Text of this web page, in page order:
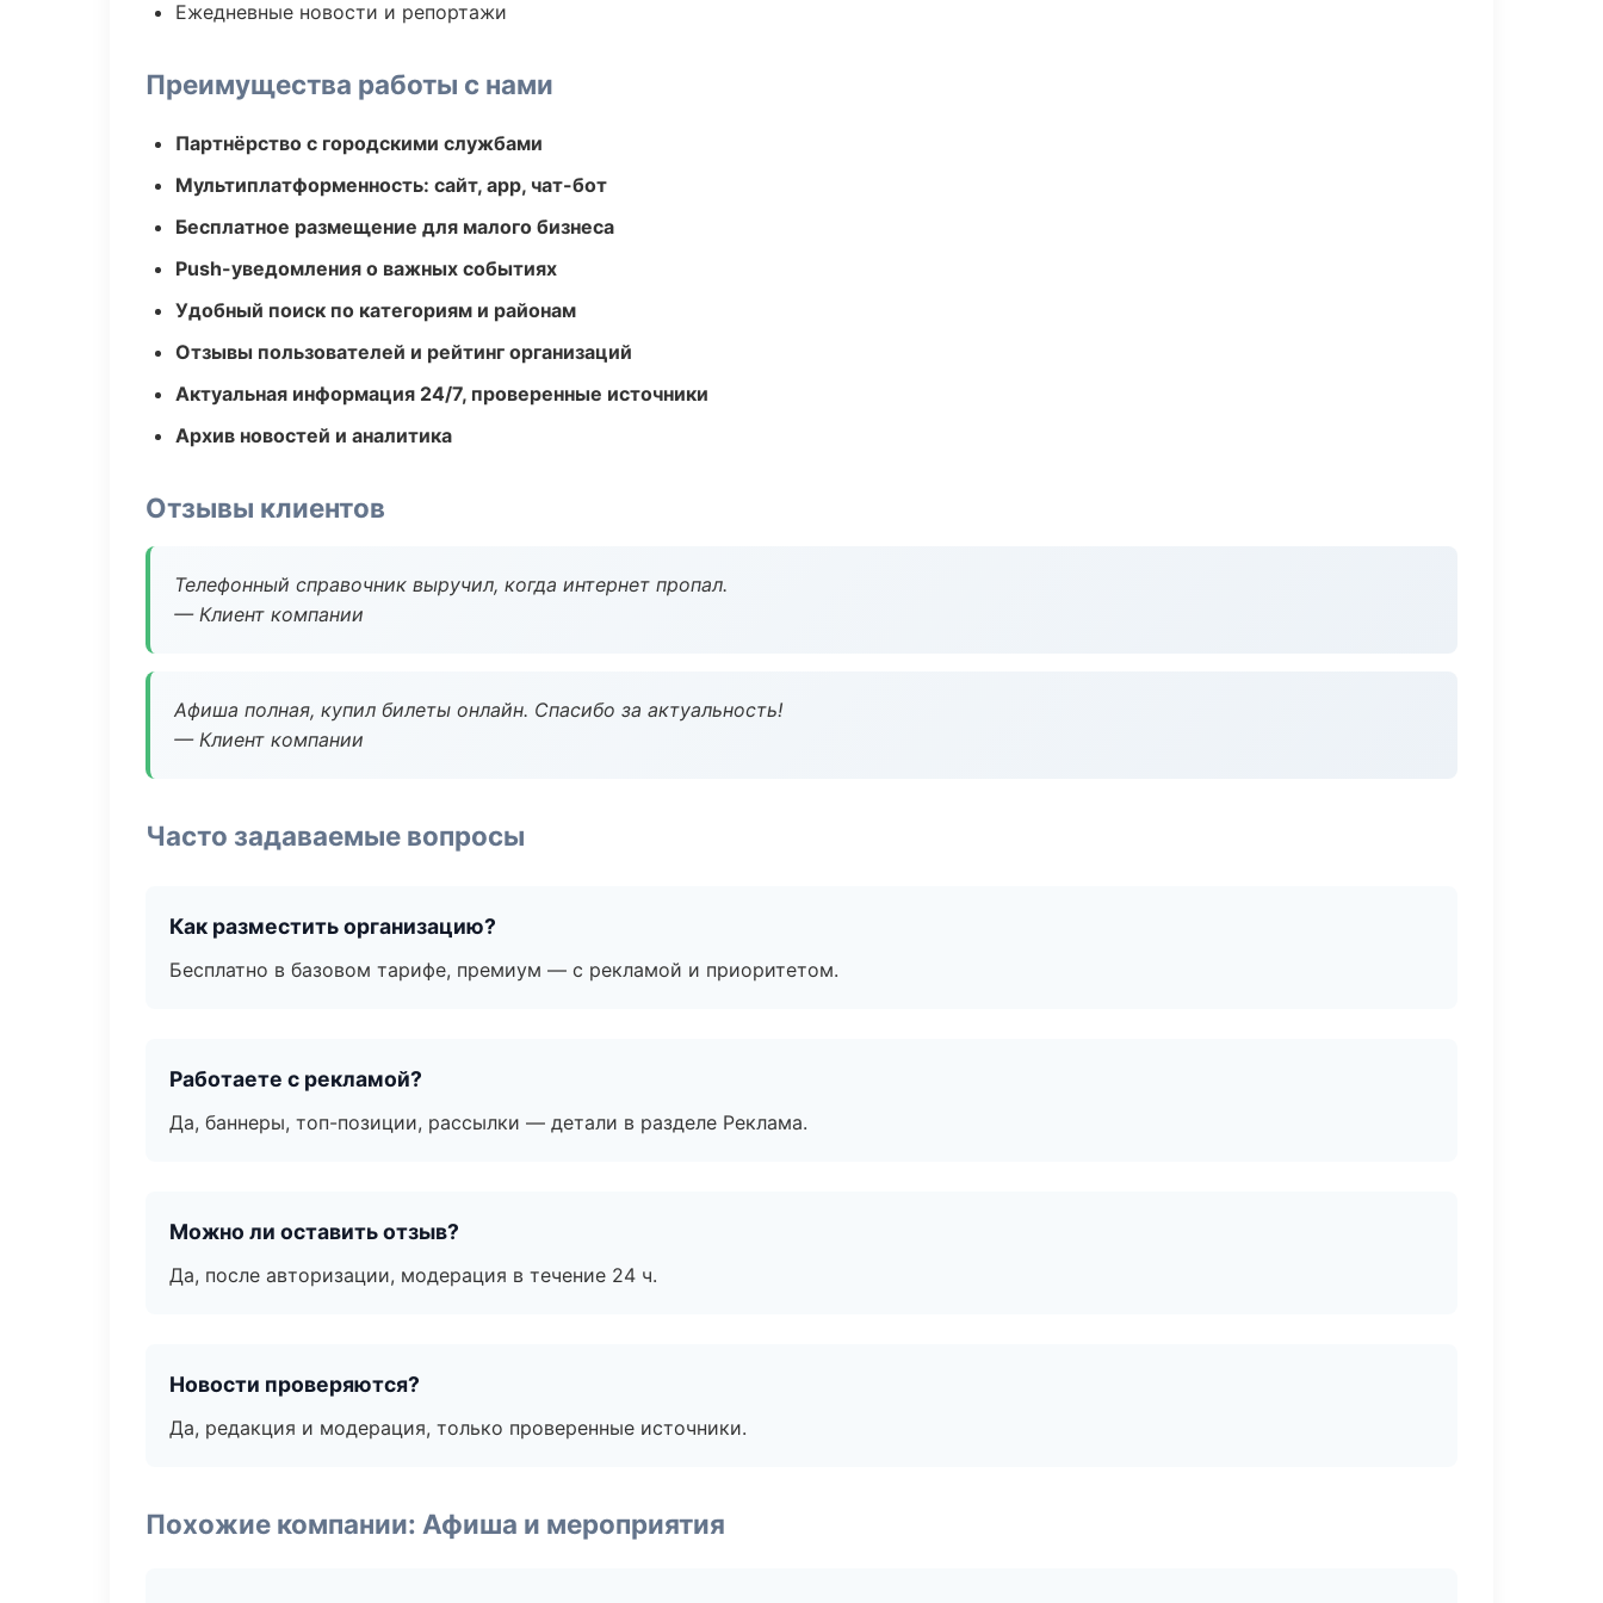
Ежедневные новости и репортажи
Преимущества работы с нами
Партнёрство с городскими службами
Мультиплатформенность: сайт, app, чат-бот
Бесплатное размещение для малого бизнеса
Push-уведомления о важных событиях
Удобный поиск по категориям и районам
Отзывы пользователей и рейтинг организаций
Актуальная информация 24/7, проверенные источники
Архив новостей и аналитика
Отзывы клиентов
Телефонный справочник выручил, когда интернет пропал.
— Клиент компании
Афиша полная, купил билеты онлайн. Спасибо за актуальность!
— Клиент компании
Часто задаваемые вопросы
Как разместить организацию?
Бесплатно в базовом тарифе, премиум — с рекламой и приоритетом.
Работаете с рекламой?
Да, баннеры, топ-позиции, рассылки — детали в разделе Реклама.
Можно ли оставить отзыв?
Да, после авторизации, модерация в течение 24 ч.
Новости проверяются?
Да, редакция и модерация, только проверенные источники.
Похожие компании: Афиша и мероприятия